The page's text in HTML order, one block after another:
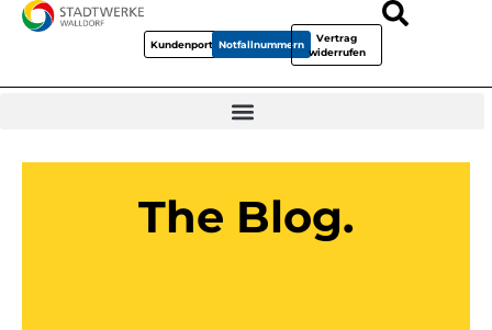
KundenportalNotfallnummern
Vertrag
widerrufen
The Blog.